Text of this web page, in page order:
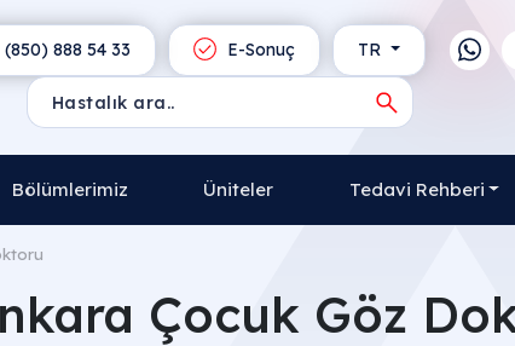
TR
E-Sonuç
(850) 888 54 33
Bölümlerimiz Üniteler Tedavi Rehberi
Çocuk Göz